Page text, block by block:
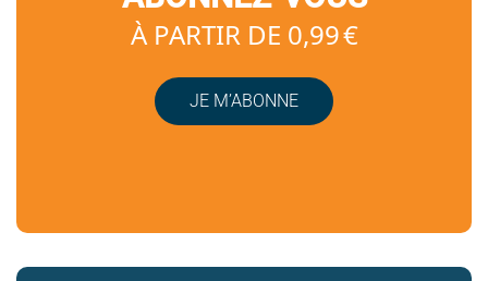
À PARTIR DE 0,99 €
JE M’ABONNE